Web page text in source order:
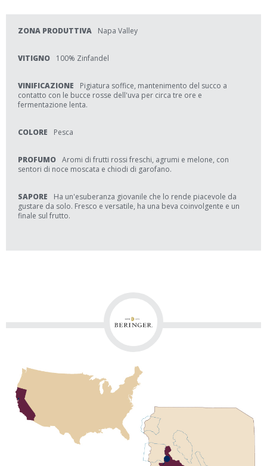
ZONA PRODUTTIVA Napa Valley
VITIGNO 100% Zinfandel
VINIFICAZIONE
Pigiatura soffice, mantenimento del succo a
contatto con le bucce rosse dell'uva per circa tre ore e
fermentazione lenta.
COLORE Pesca
PROFUMO Aromi di frutti rossi freschi, agrumi e melone, con
sentori di noce moscata e chiodi di garofano.
SAPORE
Ha un'esuberanza giovanile che lo rende piacevole da
gustare da solo. Fresco e versatile, ha una beva coinvolgente e un
finale sul frutto.